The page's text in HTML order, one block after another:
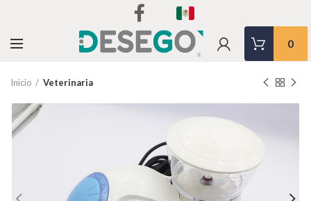
0
Inicio Veterinaria